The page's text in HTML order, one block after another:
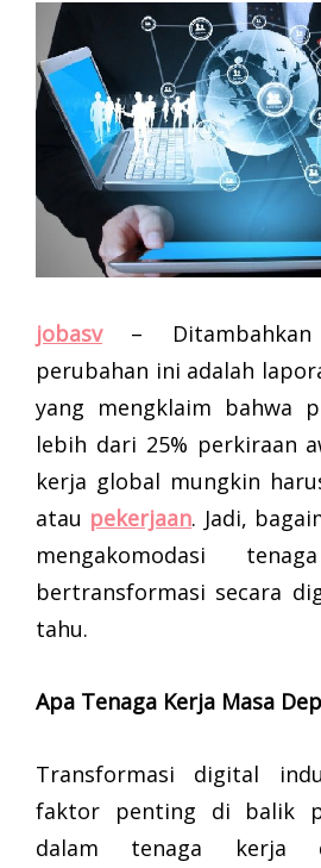
jobasv– Ditambahkan
perubahan ini adalah
yang mengklaim bahwa
lebih dari 25% perkiraan
kerja global mungkin
atau pekerjaan. Jadi,
mengakomodasi
bertransformasi secara
tahu.
Apa Tenaga Kerja Masa
Transformasi digital
faktor penting di balik
dalam tenaga kerja